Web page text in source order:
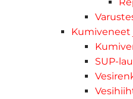
Kumiveneet
SUP-